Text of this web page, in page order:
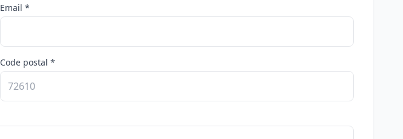
Email *
Code postal *